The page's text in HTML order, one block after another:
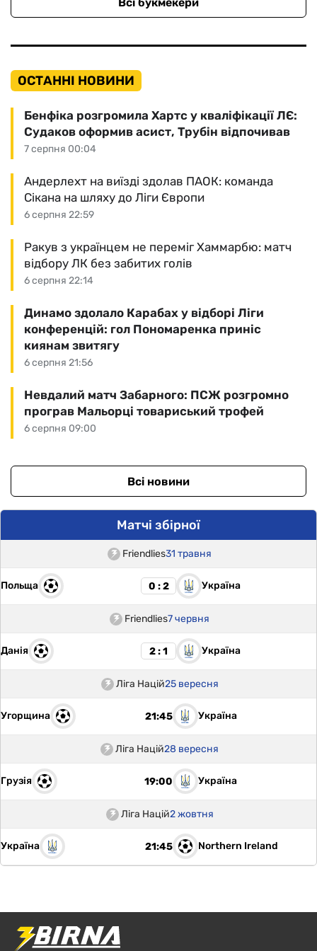
ОСТАННІ НОВИНИ
7 серпня 00:04
Бенфіка розгромила Хартс у кваліфікації ЛЄ:
Судаков оформив асист, Трубін відпочивав
6 серпня 22:59
Андерлехт на виїзді здолав ПАОК: команда
Сікана на шляху до Ліги Європи
6 серпня 22:14
Ракув з українцем не переміг Хаммарбю: матч
відбору ЛК без забитих голів
6 серпня 21:56
Динамо здолало Карабах у відборі Ліги
конференцій: гол Пономаренка приніс
киянам звитягу
6 серпня 09:00
Невдалий матч Забарного: ПСЖ розгромно
програв Мальорці товариський трофей
Всі новини
Матчі збірної
Friendlies31 травня
Польща 0 : 2 Україна
Friendlies7 червня
Данія 2 : 1 Україна
Ліга Націй25 вересня
Угорщина 21:45 Україна
Ліга Націй28 вересня
Грузія 19:00 Україна
Ліга Націй2 жовтня
Україна 21:45 Northern Ireland